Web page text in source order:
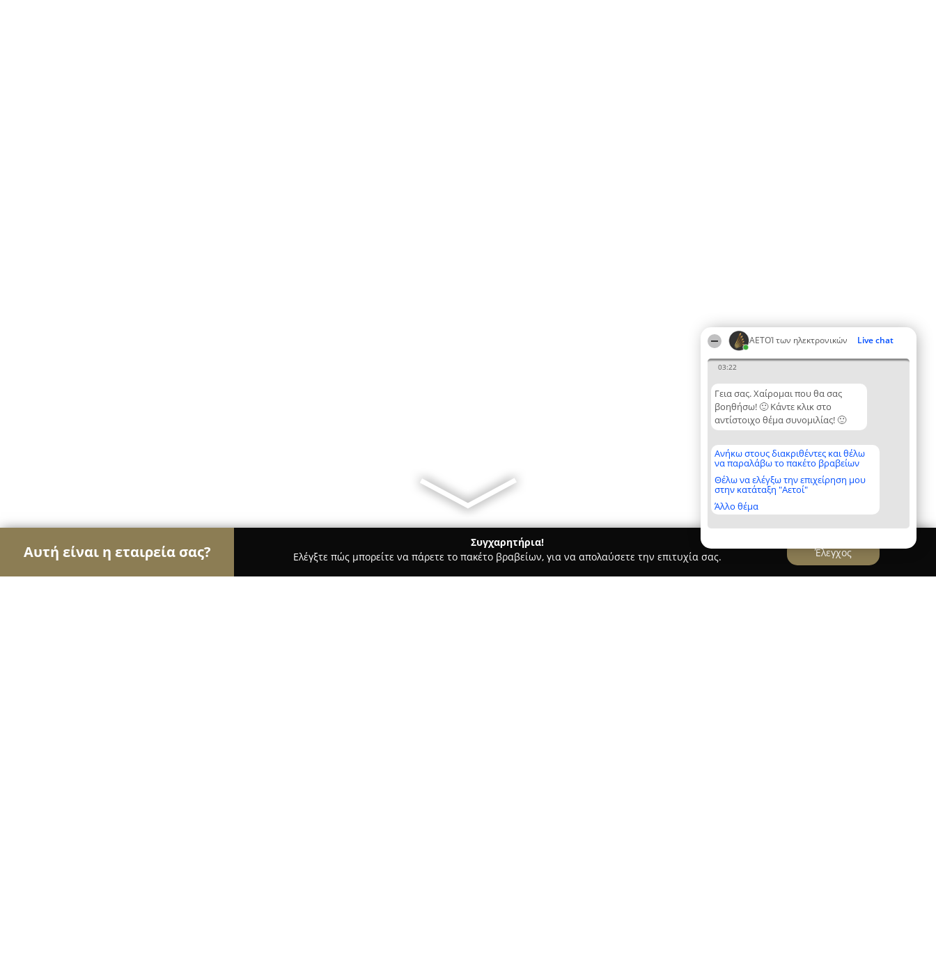
ΑΕΤΟΊ των ηλεκτρονικών Live chat
03:22
Γεια σας. Χαίρομαι που θα σας
βοηθήσω! 🙂 Κάντε κλικ στο
αντίστοιχο θέμα συνομιλίας! 🙂
Ανήκω στους διακριθέντες και θέλω
να παραλάβω το πακέτο βραβείων
Θέλω να ελέγξω την επιχείρηση μου
στην κατάταξη "Αετοί"
Άλλο θέμα
Αυτή είναι η εταιρεία σας?
Συγχαρητήρια!
Ελέγξτε πώς μπορείτε να πάρετε το πακέτο βραβείων, για να απολαύσετε την επιτυχία σας.
Έλεγχος